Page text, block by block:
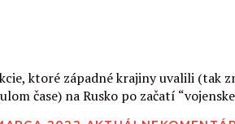
ktoré západné krajiny uvalili (tak
čase) na Rusko po začatí